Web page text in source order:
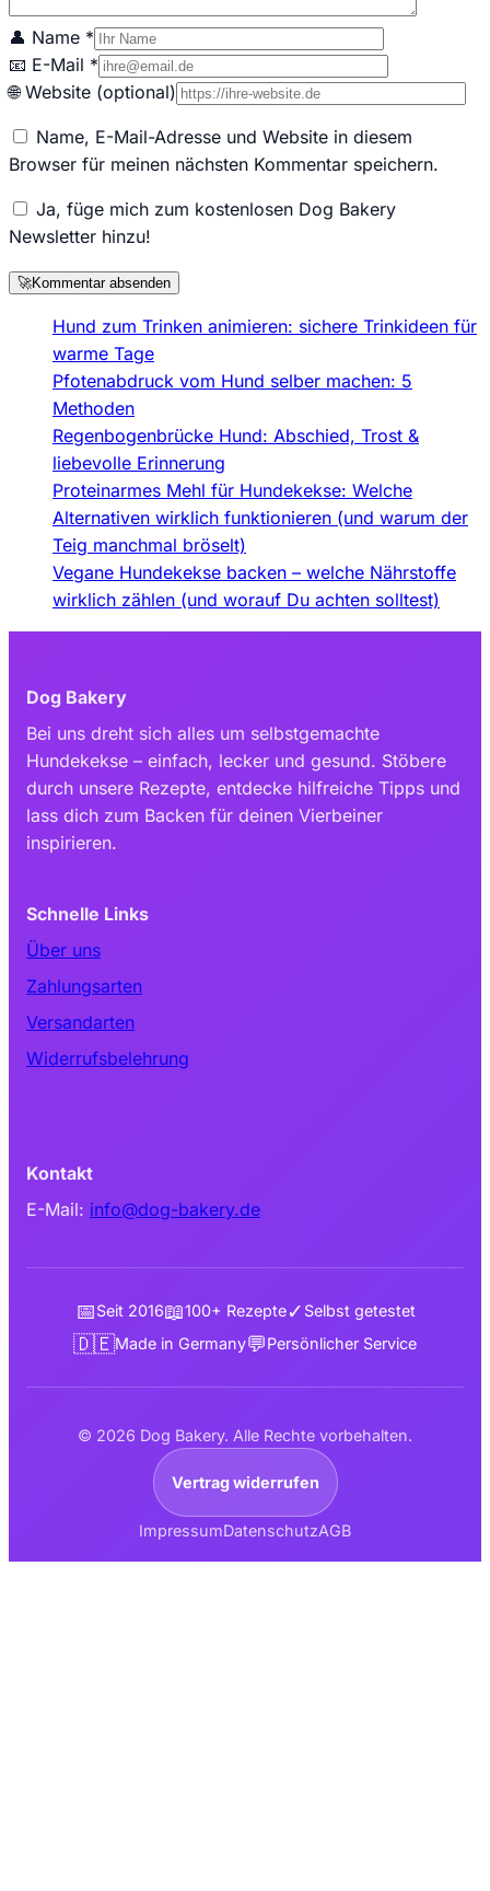
👤 Name *
📧 E-Mail *
🌐 Website (optional)
Name, E-Mail-Adresse und Website in diesem
Browser für meinen nächsten Kommentar speichern.
Ja, füge mich zum kostenlosen Dog Bakery
Newsletter hinzu!
🚀Kommentar absenden
Hund zum Trinken animieren: sichere Trinkideen für
warme Tage
Pfotenabdruck vom Hund selber machen: 5
Methoden
Regenbogenbrücke Hund: Abschied, Trost &
liebevolle Erinnerung
Proteinarmes Mehl für Hundekekse: Welche
Alternativen wirklich funktionieren (und warum der
Teig manchmal bröselt)
Vegane Hundekekse backen – welche Nährstoffe
wirklich zählen (und worauf Du achten solltest)
Dog Bakery
Bei uns dreht sich alles um selbstgemachte
Hundekekse – einfach, lecker und gesund. Stöbere
durch unsere Rezepte, entdecke hilfreiche Tipps und
lass dich zum Backen für deinen Vierbeiner
inspirieren.
Schnelle Links
Über uns
Zahlungsarten
Versandarten
Widerrufsbelehrung
Kontakt
E-Mail: info@dog-bakery.de
📅Seit 2016📖100+ Rezepte✓ Selbst getestet
🇩🇪Made in Germany💬Persönlicher Service
© 2026 Dog Bakery. Alle Rechte vorbehalten.
Vertrag widerrufen
ImpressumDatenschutzAGB